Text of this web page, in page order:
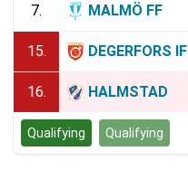
7. MALMÖ FF
15. DEGERFORS IF
16. HALMSTAD
Qualifying Qualifying